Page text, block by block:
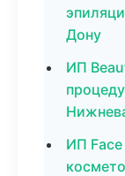
Дону
ИП
ИП